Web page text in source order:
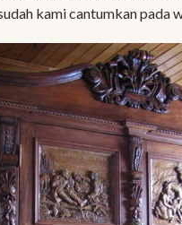
kami cantumkan pada